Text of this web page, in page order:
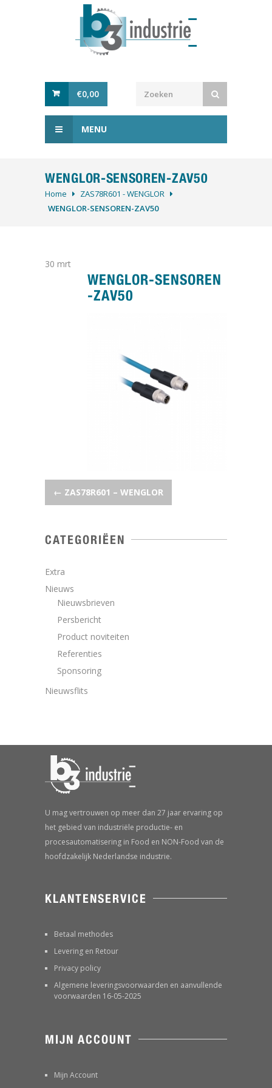
€0,00
MENU
WENGLOR-SENSOREN-ZAV50
Home
ZAS78R601 - WENGLOR
WENGLOR-SENSOREN-ZAV50
30 mrt
WENGLOR-SENSOREN
-ZAV50
POST NAVIGATION
← ZAS78R601 – WENGLOR
CATEGORIËEN
Extra
Nieuws
Nieuwsbrieven
Persbericht
Product noviteiten
Referenties
Sponsoring
Nieuwsflits
U mag vertrouwen op meer dan 27 jaar ervaring op
het gebied van industriële productie- en
procesautomatisering in Food en NON-Food van de
hoofdzakelijk Nederlandse industrie.
KLANTENSERVICE
Betaal methodes
Levering en Retour
Privacy policy
Algemene leveringsvoorwaarden en aanvullende
voorwaarden 16-05-2025
MIJN ACCOUNT
Mijn Account